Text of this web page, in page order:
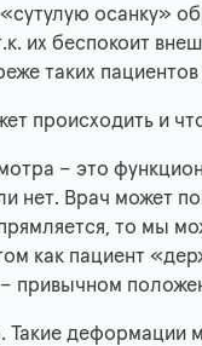
осанку»
их беспокоит
таких
происходить и
– это
нет. Врач может
то мы
как пациент
привычном
Такие деформации